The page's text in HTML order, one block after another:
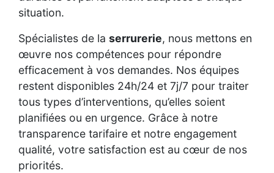
situation.
Spécialistes de la serrurerie, nous mettons en
œuvre nos compétences pour répondre
efficacement à vos demandes. Nos équipes
restent disponibles 24h/24 et 7j/7 pour traiter
tous types d’interventions, qu’elles soient
planifiées ou en urgence. Grâce à notre
transparence tarifaire et notre engagement
qualité, votre satisfaction est au cœur de nos
priorités.